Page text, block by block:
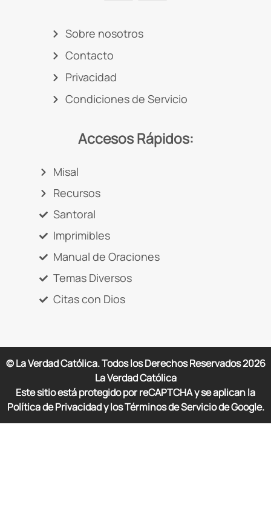
Sobre nosotros
Contacto
Privacidad
Condiciones de Servicio
Accesos Rápidos:
Misal
Recursos
Santoral
Imprimibles
Manual de Oraciones
Temas Diversos
Citas con Dios
© La Verdad Católica. Todos los Derechos Reservados2026
La Verdad Católica
Este sitio está protegido por reCAPTCHA y se aplican la
Política de Privacidad y los Términos de Servicio de Google.